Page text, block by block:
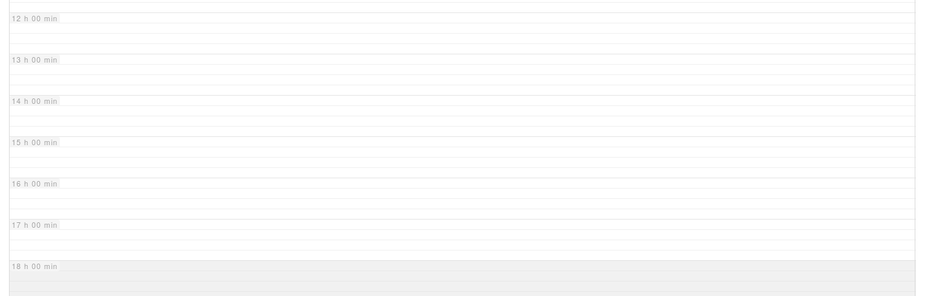
12 h 00 min
13 h 00 min
14 h 00 min
15 h 00 min
16 h 00 min
17 h 00 min
18 h 00 min